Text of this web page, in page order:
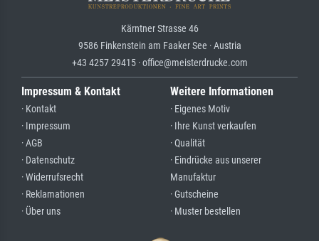
Kärntner Strasse 46
9586 Finkenstein am Faaker See · Austria
+43 4257 29415 · office@meisterdrucke.com
Impressum & Kontakt
· Kontakt
· Impressum
· AGB
· Datenschutz
· Widerrufsrecht
· Reklamationen
· Über uns
Weitere Informationen
· Eigenes Motiv
· Ihre Kunst verkaufen
· Qualität
· Eindrücke aus unserer
Manufaktur
· Gutscheine
· Muster bestellen